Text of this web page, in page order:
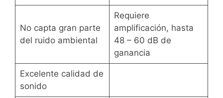
No capta gran parte
del ruido ambiental
Requiere
amplificación, hasta
48 – 60 dB de
ganancia
Excelente calidad de
sonido